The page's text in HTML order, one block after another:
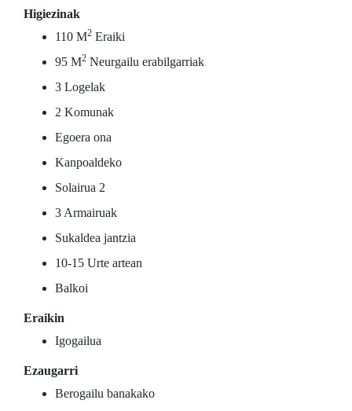
Higiezinak
110 M2 Eraiki
95 M2 Neurgailu erabilgarriak
3 Logelak
2 Komunak
Egoera ona
Kanpoaldeko
Solairua 2
3 Armairuak
Sukaldea jantzia
10-15 Urte artean
Balkoi
Eraikin
Igogailua
Ezaugarri
Berogailu banakako